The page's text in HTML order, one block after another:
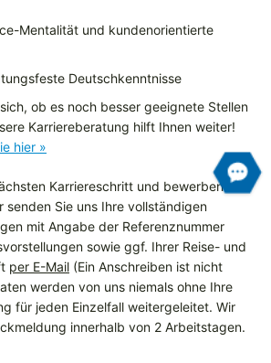
Mentalität und kundenorientierte
Deutschkenntnisse
ob es noch besser geeignete Stellen
Karriereberatung hilft Ihnen weiter!
hier »
Karriereschritt und bewerben Sie
senden Sie uns Ihre vollständigen
mit Angabe der Referenznummer
sowie ggf. Ihrer Reise- und
per E-Mail (Ein Anschreiben ist nicht
werden von uns niemals ohne Ihre
für jeden Einzelfall weitergeleitet. Wir
innerhalb von 2 Arbeitstagen.